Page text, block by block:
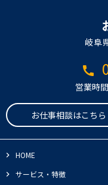
岐阜
call
営業時
お仕事相談はこちら
HOME
サービス・特徴